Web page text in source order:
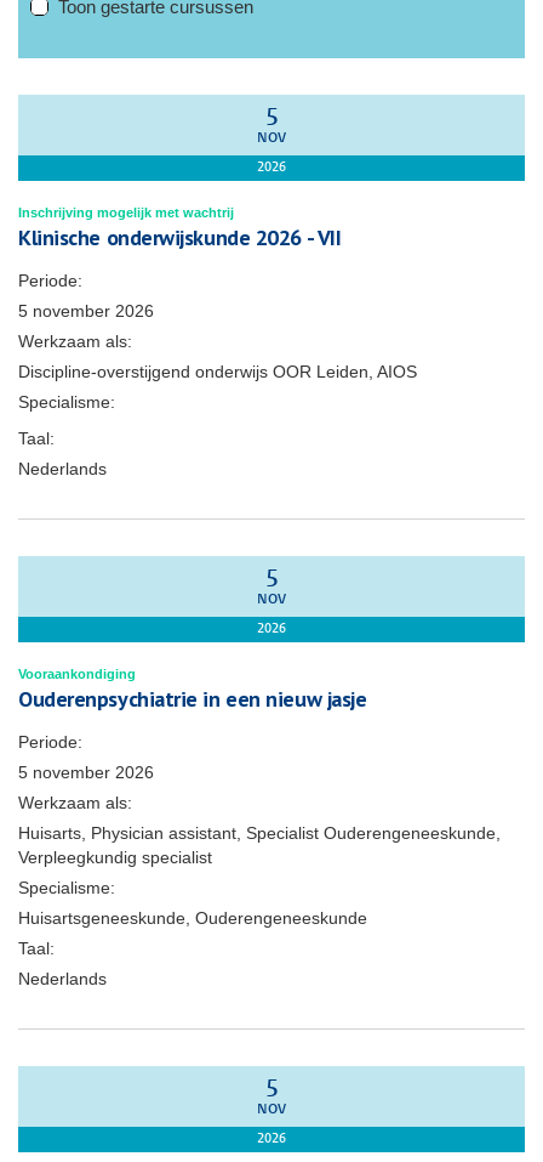
Toon gestarte cursussen
5
NOV
2026
Inschrijving mogelijk met wachtrij
Klinische onderwijskunde 2026 - VII
Periode:
5 november 2026
Werkzaam als:
Discipline-overstijgend onderwijs OOR Leiden, AIOS
Specialisme:
Taal:
Nederlands
5
NOV
2026
Vooraankondiging
Ouderenpsychiatrie in een nieuw jasje
Periode:
5 november 2026
Werkzaam als:
Huisarts, Physician assistant, Specialist Ouderengeneeskunde,
Verpleegkundig specialist
Specialisme:
Huisartsgeneeskunde, Ouderengeneeskunde
Taal:
Nederlands
5
NOV
2026